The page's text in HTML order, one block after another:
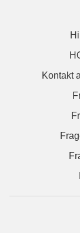
Kontakt